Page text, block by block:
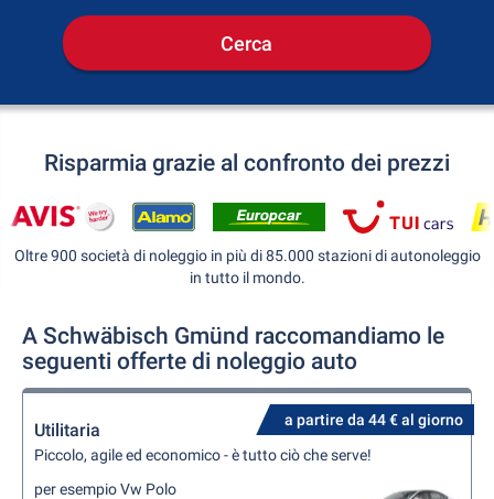
Cerca
Risparmia grazie al confronto dei prezzi
Oltre 900 società di noleggio in più di 85.000 stazioni di autonoleggio
in tutto il mondo.
A Schwäbisch Gmünd raccomandiamo le
seguenti offerte di noleggio auto
a partire da 44 € al giorno
Utilitaria
Piccolo, agile ed economico - è tutto ciò che serve!
per esempio Vw Polo